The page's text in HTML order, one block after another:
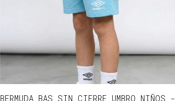
BERMUDA BAS SIN CIERRE UMBRO NIÑOS -